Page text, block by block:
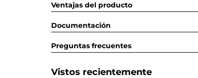
Ventajas del producto
Documentación
Preguntas frecuentes
Vistos recientemente